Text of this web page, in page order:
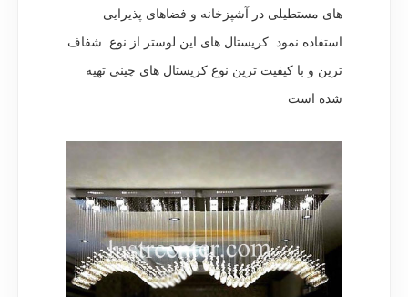
های مستطیلی در آشپزخانه و فضاهای پذیرایی
استفاده نمود .کریستال های این لوستر از نوع شفاف
ترین و با کیفیت ترین نوع کریستال های چینی تهیه
شده است